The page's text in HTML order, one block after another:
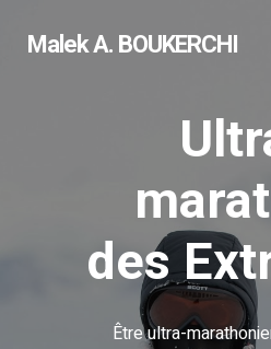
Malek A. BOUKERCHI
des
Être ultra-